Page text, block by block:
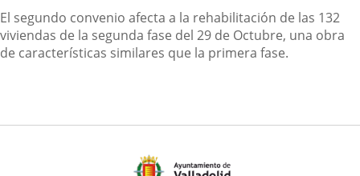
El segundo convenio afecta a la rehabilitación de las 132
viviendas de la segunda fase del 29 de Octubre, una obra
de características similares que la primera fase.